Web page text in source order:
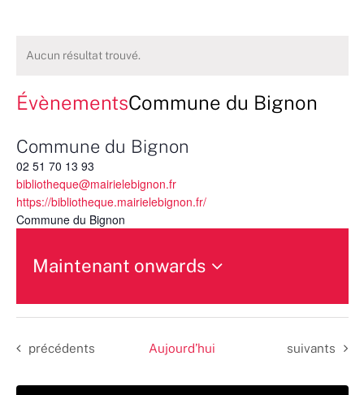
Aucun résultat trouvé.
ÉvènementsCommune du Bignon
Commune du Bignon
02 51 70 13 93
bibliotheque@mairielebignon.fr
https://bibliotheque.mairielebignon.fr/
Commune du Bignon
Maintenant onwards
une
date.
Évènements
précédents Aujourd’hui Évènements
suivants